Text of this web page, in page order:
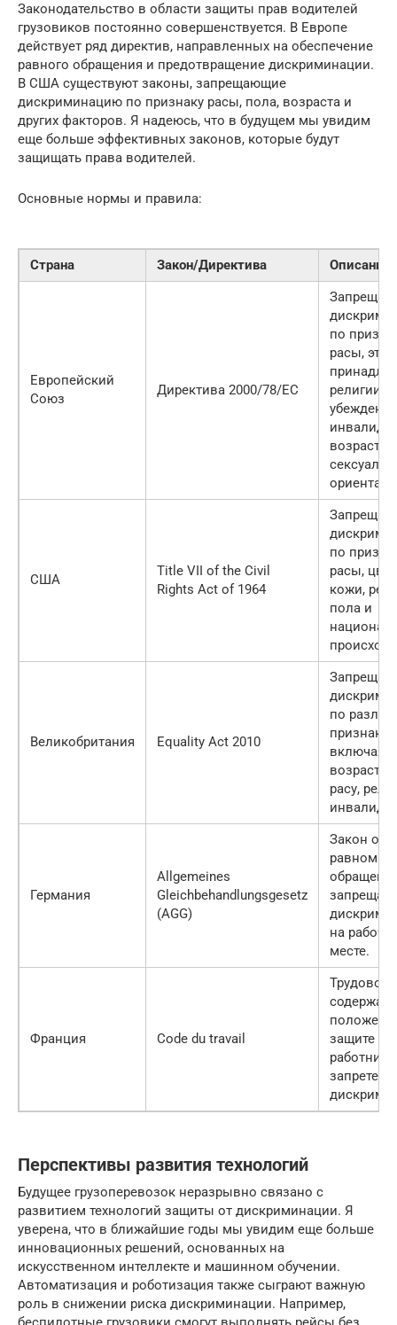
Законодательство в области защиты прав водителей
грузовиков постоянно совершенствуется. В Европе
действует ряд директив, направленных на обеспечение
равного обращения и предотвращение дискриминации.
В США существуют законы, запрещающие
дискриминацию по признаку расы, пола, возраста и
других факторов. Я надеюсь, что в будущем мы увидим
еще больше эффективных законов, которые будут
защищать права водителей.
Основные нормы и правила:
Страна Закон/Директива Описание
Европейский
Союз
Директива 2000/78/EC
Запрещает
по
расы,
религии,
возраста
США
Title VII of the Civil
Rights Act of 1964
Запрещает
по
расы,
кожи,
пола и
Великобритания Equality Act 2010
Запрещает
по
включая
возраст,
расу,
Германия
Allgemeines
Gleichbehandlungsgesetz
(AGG)
Закон об
равном
на
месте.
Франция Code du travail
Трудовой
защите
запрете
Перспективы развития технологий
Будущее грузоперевозок неразрывно связано с
развитием технологий защиты от дискриминации. Я
уверена, что в ближайшие годы мы увидим еще больше
инновационных решений, основанных на
искусственном интеллекте и машинном обучении.
Автоматизация и роботизация также сыграют важную
роль в снижении риска дискриминации. Например,